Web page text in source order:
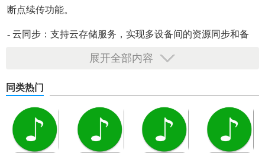
断点续传功能。
- 云同步：支持云存储服务，实现多设备间的资源同步和备
展开全部内容
同类热门